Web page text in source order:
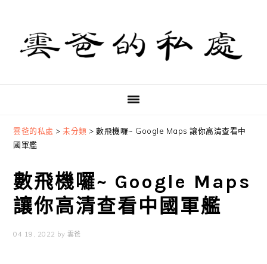
primary
navigation
content
primary
sidebar
雲爸的私處 >未分類 >數飛機囉~ Google Maps 讓你高清查看中
國軍艦
數飛機囉~ Google Maps
讓你高清查看中國軍艦
04 19, 2022 by 雲爸